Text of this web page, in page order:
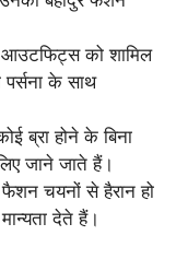
आउटफिट्स को शामिल
के साथ
ब्रा होने के बिना
जाने जाते हैं।
चयनों से हैरान हो
देते हैं।